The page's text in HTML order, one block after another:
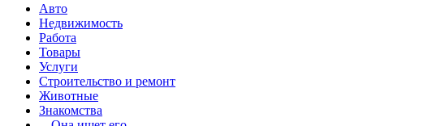
Авто
Недвижимость
Работа
Товары
Услуги
Строительство и ремонт
Животные
Знакомства